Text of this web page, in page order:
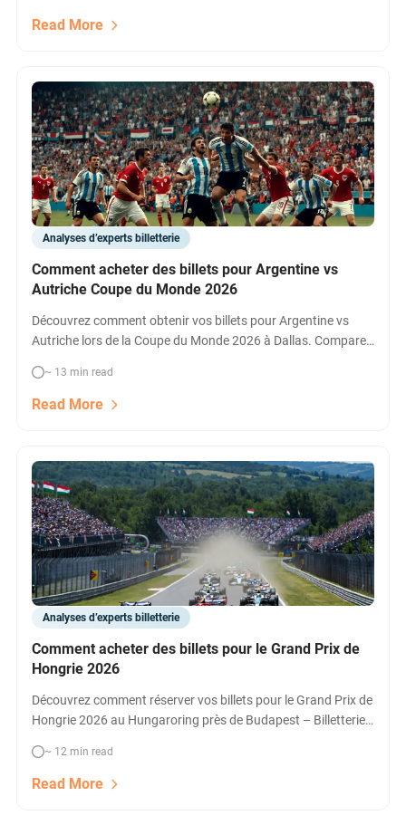
Read More
Analyses d’experts billetterie
Comment acheter des billets pour Argentine vs
Autriche Coupe du Monde 2026
Découvrez comment obtenir vos billets pour Argentine vs
Autriche lors de la Coupe du Monde 2026 à Dallas. Comparez
~ 13 min read
Read More
Analyses d’experts billetterie
Comment acheter des billets pour le Grand Prix de
Hongrie 2026
Découvrez comment réserver vos billets pour le Grand Prix de
Hongrie 2026 au Hungaroring près de Budapest – Billetterie
et billets pas chers pour assister à la Formule 1.
~ 12 min read
Read More